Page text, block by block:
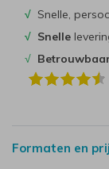
√ Snelle,
√ Snelle
√
Formaten en